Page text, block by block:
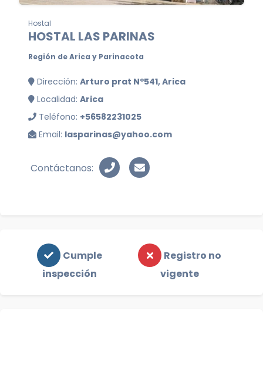
Hostal
HOSTAL LAS PARINAS
Región de Arica y Parinacota
Dirección: Arturo prat Nº541, Arica
Localidad: Arica
Teléfono: +56582231025
Email: lasparinas@yahoo.com
Contáctanos:
Cumple
inspección
Registro no
vigente